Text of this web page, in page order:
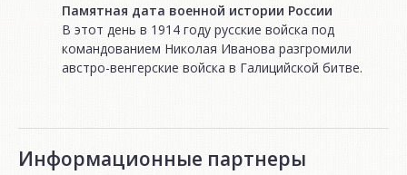
Памятная дата военной истории России
В этот день в 1914 году русские войска под
командованием Николая Иванова разгромили
австро-венгерские войска в Галицийской битве.
Информационные партнеры